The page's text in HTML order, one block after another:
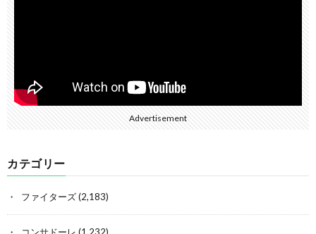
Advertisement
カテゴリー
ファイターズ(2,183)
コンサドーレ (1,232)